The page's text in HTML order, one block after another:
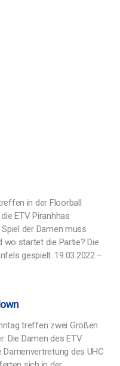
in der Floorball
ETV Piranhhas
der Damen muss
wo startet die Partie? Die
gespielt. 19.03.2022 –
treffen zwei Größen
Die Damen des ETV
des UHC